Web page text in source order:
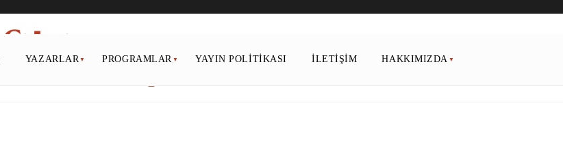
YAZARLAR PROGRAMLAR YAYIN POLITIKASI İLETIŞIM HAKKIMIZDA